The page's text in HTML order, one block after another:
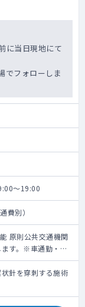
に当日現地にて
でフォローしま
～19:00
費別）
原則公共交通機関
す。※車通勤・タ
針を穿刺する施術